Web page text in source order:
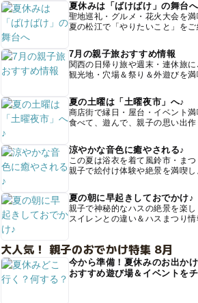
夏休みは「ばけばけ」の舞台へ
聖地巡礼・グルメ・花火大会を満
夏の松江で「やりたいこと」をご
7月の親子旅おすすめ情報
関西の日帰り旅や週末・連休旅に
観光地・穴場＆祭り＆外遊びを満
夏の土曜は「土曜夜市」へ♪
商店街で縁日・屋台・イベント満
食べて、遊んで、親子の思い出作
涼やかな音色に癒やされる♪
この夏は浴衣を着て風鈴市・まつ
親子で絵付け体験や絶景を満喫し
夏の朝に早起きしておでかけ♪
親子で神秘的なハスの絶景を楽し
スイレンとの違い＆ハスまつり情
大人気！ 親子のおでかけ特集 8月
今から準備！夏休みのお出か
おすすめ遊び場＆イベントをチ